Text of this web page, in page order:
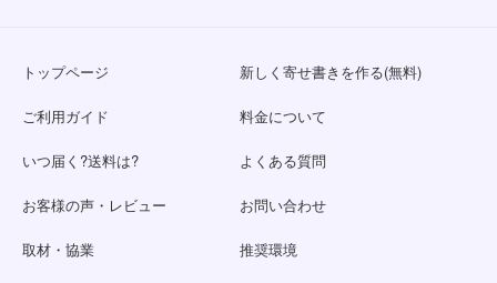
トップページ 新しく寄せ書きを作る(無料)
ご利用ガイド 料金について
いつ届く?送料は? よくある質問
お客様の声・レビュー お問い合わせ
取材・協業 推奨環境